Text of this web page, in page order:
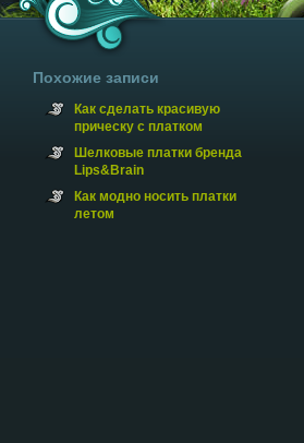
Похожие записи
Как сделать красивую
прическу с платком
Шелковые платки бренда
Lips&Brain
Как модно носить платки
летом